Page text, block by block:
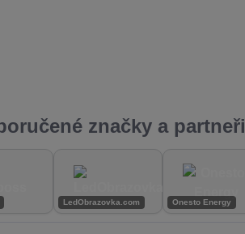
značky a partneři
LedObrazovka.com Onesto Energy